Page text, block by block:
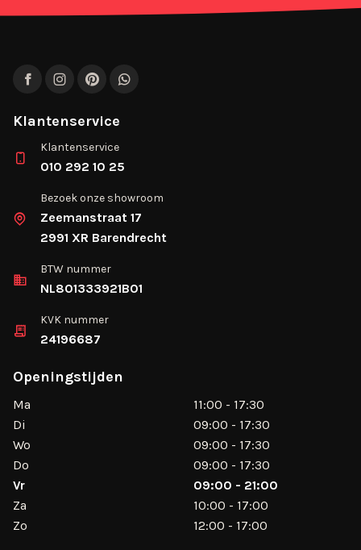
FacebookInstagram
PinterestWhatsApp
Klantenservice
Klantenservice
010 292 10 25
Bezoek onze showroom
Zeemanstraat 17
2991 XR Barendrecht
BTW nummer
NL801333921B01
KVK nummer
24196687
Openingstijden
Ma
11:00 - 17:30
Di
09:00 - 17:30
Wo
09:00 - 17:30
Do
09:00 - 17:30
Vr
09:00 - 21:00
Za
10:00 - 17:00
Zo
12:00 - 17:00